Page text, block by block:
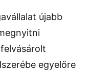
újabb
egyelőre